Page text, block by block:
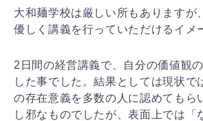
大和麺学校は厳しい所もありますが
優しく講義を行っていただけるイメ
2日間の経営講義で、自分の価値観
した事でした。結果としては現状で
の存在意義を多数の人に認めてもら
し邪なものでしたが、表面上では「